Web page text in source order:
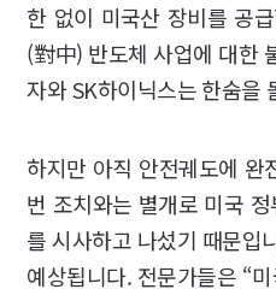
한 없이 미국산 장비를 공
(對中) 반도체 사업에 대한
자와 SK하이닉스는 한숨을
하지만 아직 안전궤도에 완
번 조치와는 별개로 미국
를 시사하고 나섰기 때문입
예상됩니다. 전문가들은 “